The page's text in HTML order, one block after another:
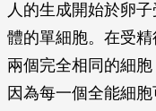
人的生成開始於卵
體的單細胞。在受
兩個完全相同的細
因為每一個全能細